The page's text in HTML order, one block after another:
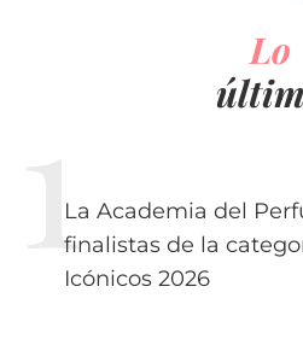
Lo
La Academia del
finalistas de la
Icónicos 2026